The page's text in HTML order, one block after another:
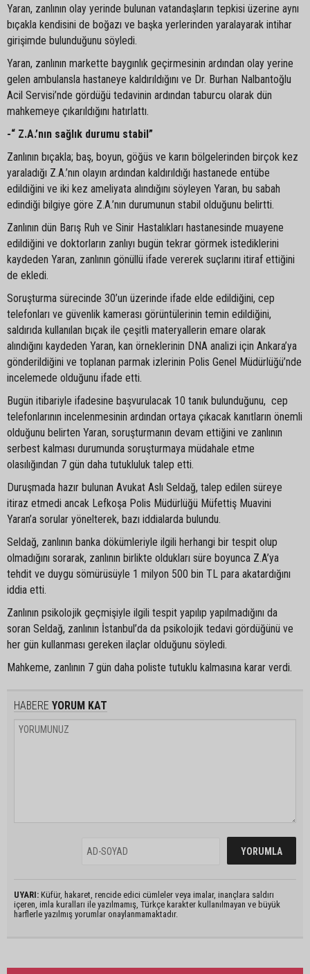
Yaran, zanlının olay yerinde bulunan vatandaşların tepkisi üzerine aynı
bıçakla kendisini de boğazı ve başka yerlerinden yaralayarak intihar
girişimde bulunduğunu söyledi.
Yaran, zanlının markette baygınlık geçirmesinin ardından olay yerine
gelen ambulansla hastaneye kaldırıldığını ve Dr. Burhan Nalbantoğlu
Acil Servisi’nde gördüğü tedavinin ardından taburcu olarak dün
mahkemeye çıkarıldığını hatırlattı.
-“ Z.A.’nın sağlık durumu stabil”
Zanlının bıçakla; baş, boyun, göğüs ve karın bölgelerinden birçok kez
yaraladığı Z.A.’nın olayın ardından kaldırıldığı hastanede entübe
edildiğini ve iki kez ameliyata alındığını söyleyen Yaran, bu sabah
edindiği bilgiye göre Z.A.’nın durumunun stabil olduğunu belirtti.
Zanlının dün Barış Ruh ve Sinir Hastalıkları hastanesinde muayene
edildiğini ve doktorların zanlıyı bugün tekrar görmek istediklerini
kaydeden Yaran, zanlının gönüllü ifade vererek suçlarını itiraf ettiğini
de ekledi.
Soruşturma sürecinde 30’un üzerinde ifade elde edildiğini, cep
telefonları ve güvenlik kamerası görüntülerinin temin edildiğini,
saldırıda kullanılan bıçak ile çeşitli materyallerin emare olarak
alındığını kaydeden Yaran, kan örneklerinin DNA analizi için Ankara’ya
gönderildiğini ve toplanan parmak izlerinin Polis Genel Müdürlüğü’nde
incelemede olduğunu ifade etti.
Bugün itibariyle ifadesine başvurulacak 10 tanık bulunduğunu, cep
telefonlarının incelenmesinin ardından ortaya çıkacak kanıtların önemli
olduğunu belirten Yaran, soruşturmanın devam ettiğini ve zanlının
serbest kalması durumunda soruşturmaya müdahale etme
olasılığından 7 gün daha tutukluluk talep etti.
Duruşmada hazır bulunan Avukat Aslı Seldağ, talep edilen süreye
itiraz etmedi ancak Lefkoşa Polis Müdürlüğü Müfettiş Muavini
Yaran’a sorular yönelterek, bazı iddialarda bulundu.
Seldağ, zanlının banka dökümleriyle ilgili herhangi bir tespit olup
olmadığını sorarak, zanlının birlikte oldukları süre boyunca Z.A’ya
tehdit ve duygu sömürüsüyle 1 milyon 500 bin TL para akatardığını
iddia etti.
Zanlının psikolojik geçmişiyle ilgili tespit yapılıp yapılmadığını da
soran Seldağ, zanlının İstanbul’da da psikolojik tedavi gördüğünü ve
her gün kullanması gereken ilaçlar olduğunu söyledi.
Mahkeme, zanlının 7 gün daha poliste tutuklu kalmasına karar verdi.
HABERE YORUM KAT
UYARI: Küfür, hakaret, rencide edici cümleler veya imalar, inançlara saldırı
içeren, imla kuralları ile yazılmamış, Türkçe karakter kullanılmayan ve büyük
harflerle yazılmış yorumlar onaylanmamaktadır.